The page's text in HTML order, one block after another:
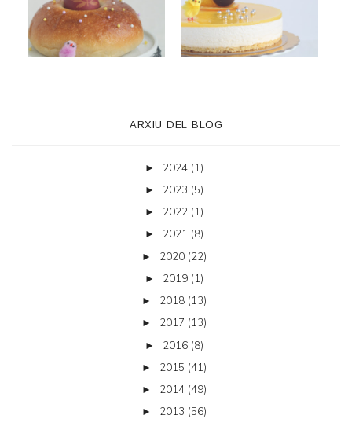
ARXIU DEL BLOG
► 2024 (1)
► 2023 (5)
► 2022 (1)
► 2021 (8)
► 2020 (22)
► 2019 (1)
► 2018 (13)
► 2017 (13)
► 2016 (8)
► 2015 (41)
► 2014 (49)
► 2013 (56)